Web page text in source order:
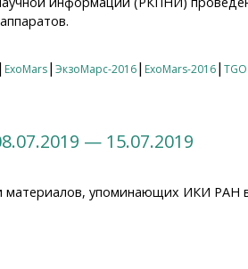
| ExoMars| ЭкзоМарс-2016| ExoMars-2016| TGO
— 15.07.2019
материалов, упоминающих ИКИ РАН